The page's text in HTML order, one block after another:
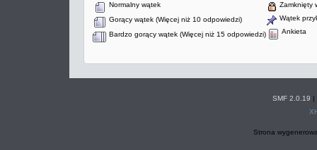
Normalny wątek
Gorący wątek (Więcej niż 10 odpowiedzi)
Bardzo gorący wątek (Więcej niż 15 odpowiedzi)
Zamknięty
Wątek
Ankieta
SMF 2.0.19 |
Strona